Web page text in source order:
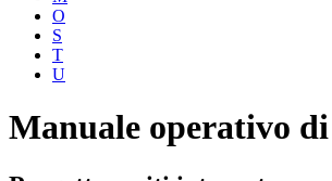
O
S
T
U
Manuale operativo